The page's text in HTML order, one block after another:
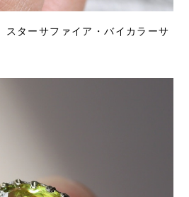
ターサファイア・バイカラーサ